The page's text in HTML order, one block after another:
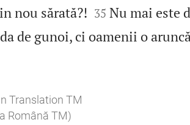
nou sărată?!
35 Nu mai este
de gunoi, ci oamenii o
Translation TM
Română TM)